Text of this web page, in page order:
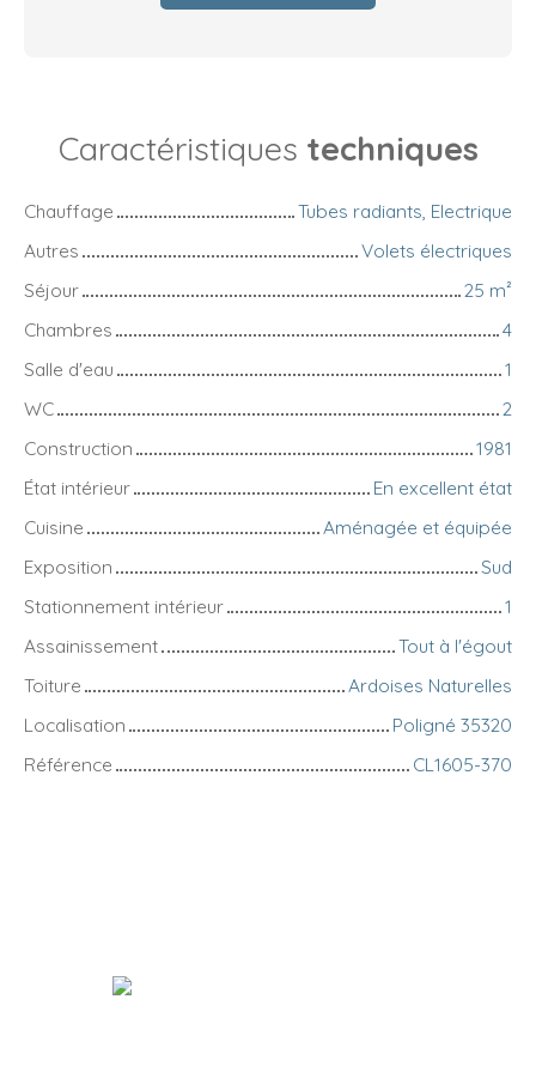
Caractéristiques techniques
Chauffage
Tubes radiants, Electrique
Autres
Volets électriques
Séjour
25 m²
Chambres
4
Salle d'eau
1
WC
2
Construction
1981
État intérieur
En excellent état
Cuisine
Aménagée et équipée
Exposition
Sud
Stationnement intérieur
1
Assainissement
Tout à l'égout
Toiture
Ardoises Naturelles
Localisation
Poligné 35320
Référence
CL1605-370